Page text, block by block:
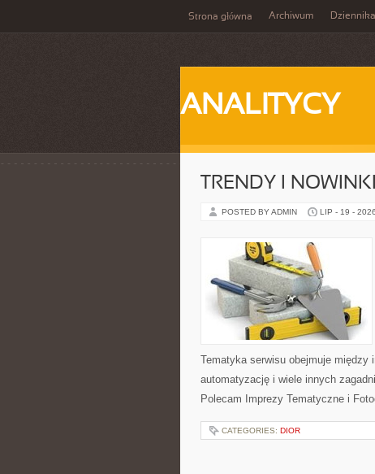
Strona główna Archiwum
ANALITYCY
TRENDY I NOWINKI
POSTED BY ADMIN LIP - 19 - 2026
Tematyka serwisu obejmuje między
automatyzację i wiele innych
Polecam Imprezy Tematyczne i
CATEGORIES: DIOR